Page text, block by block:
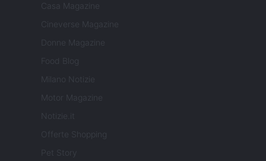
Casa Magazine
Cineverse Magazine
Donne Magazine
Food Blog
Milano Notizie
Motor Magazine
Notizie.it
Offerte Shopping
Pet Story